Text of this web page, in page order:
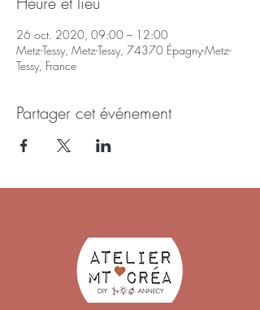
26 oct. 2020, 09:00 – 12:00
Metz-Tessy, Metz-Tessy, 74370 Épagny-Metz-
Tessy, France
Partager cet événement